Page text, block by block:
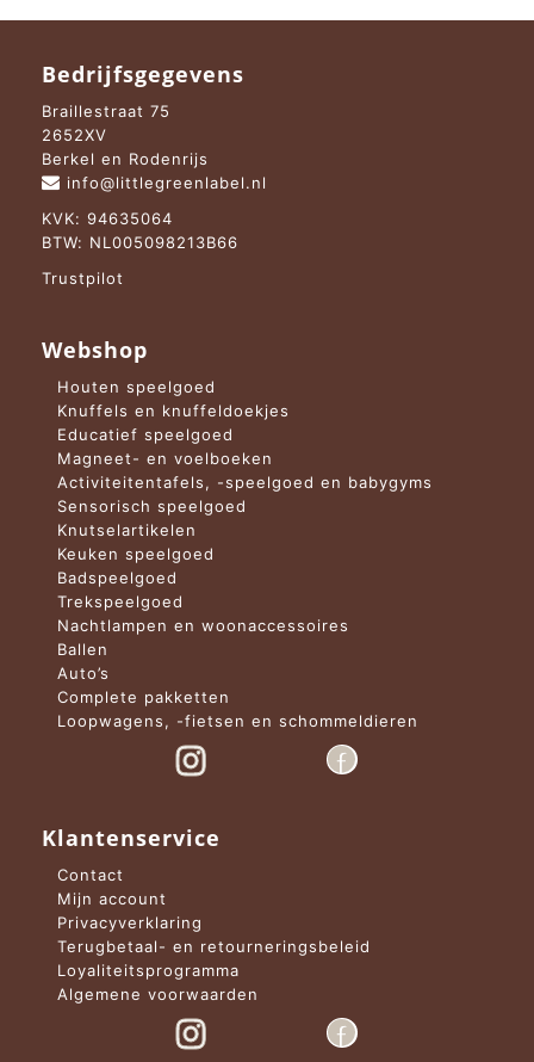
Bedrijfsgegevens
Braillestraat 75
2652XV
Berkel en Rodenrijs
info@littlegreenlabel.nl
KVK: 94635064
BTW: NL005098213B66
Trustpilot
Webshop
Houten speelgoed
Knuffels en knuffeldoekjes
Educatief speelgoed
Magneet- en voelboeken
Activiteitentafels, -speelgoed en babygyms
Sensorisch speelgoed
Knutselartikelen
Keuken speelgoed
Badspeelgoed
Trekspeelgoed
Nachtlampen en woonaccessoires
Ballen
Auto’s
Complete pakketten
Loopwagens, -fietsen en schommeldieren
Klantenservice
Contact
Mijn account
Privacyverklaring
Terugbetaal- en retourneringsbeleid
Loyaliteitsprogramma
Algemene voorwaarden